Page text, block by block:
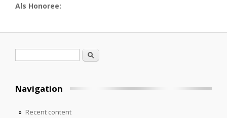
Als Honoree:
Search
Navigation
Recent content